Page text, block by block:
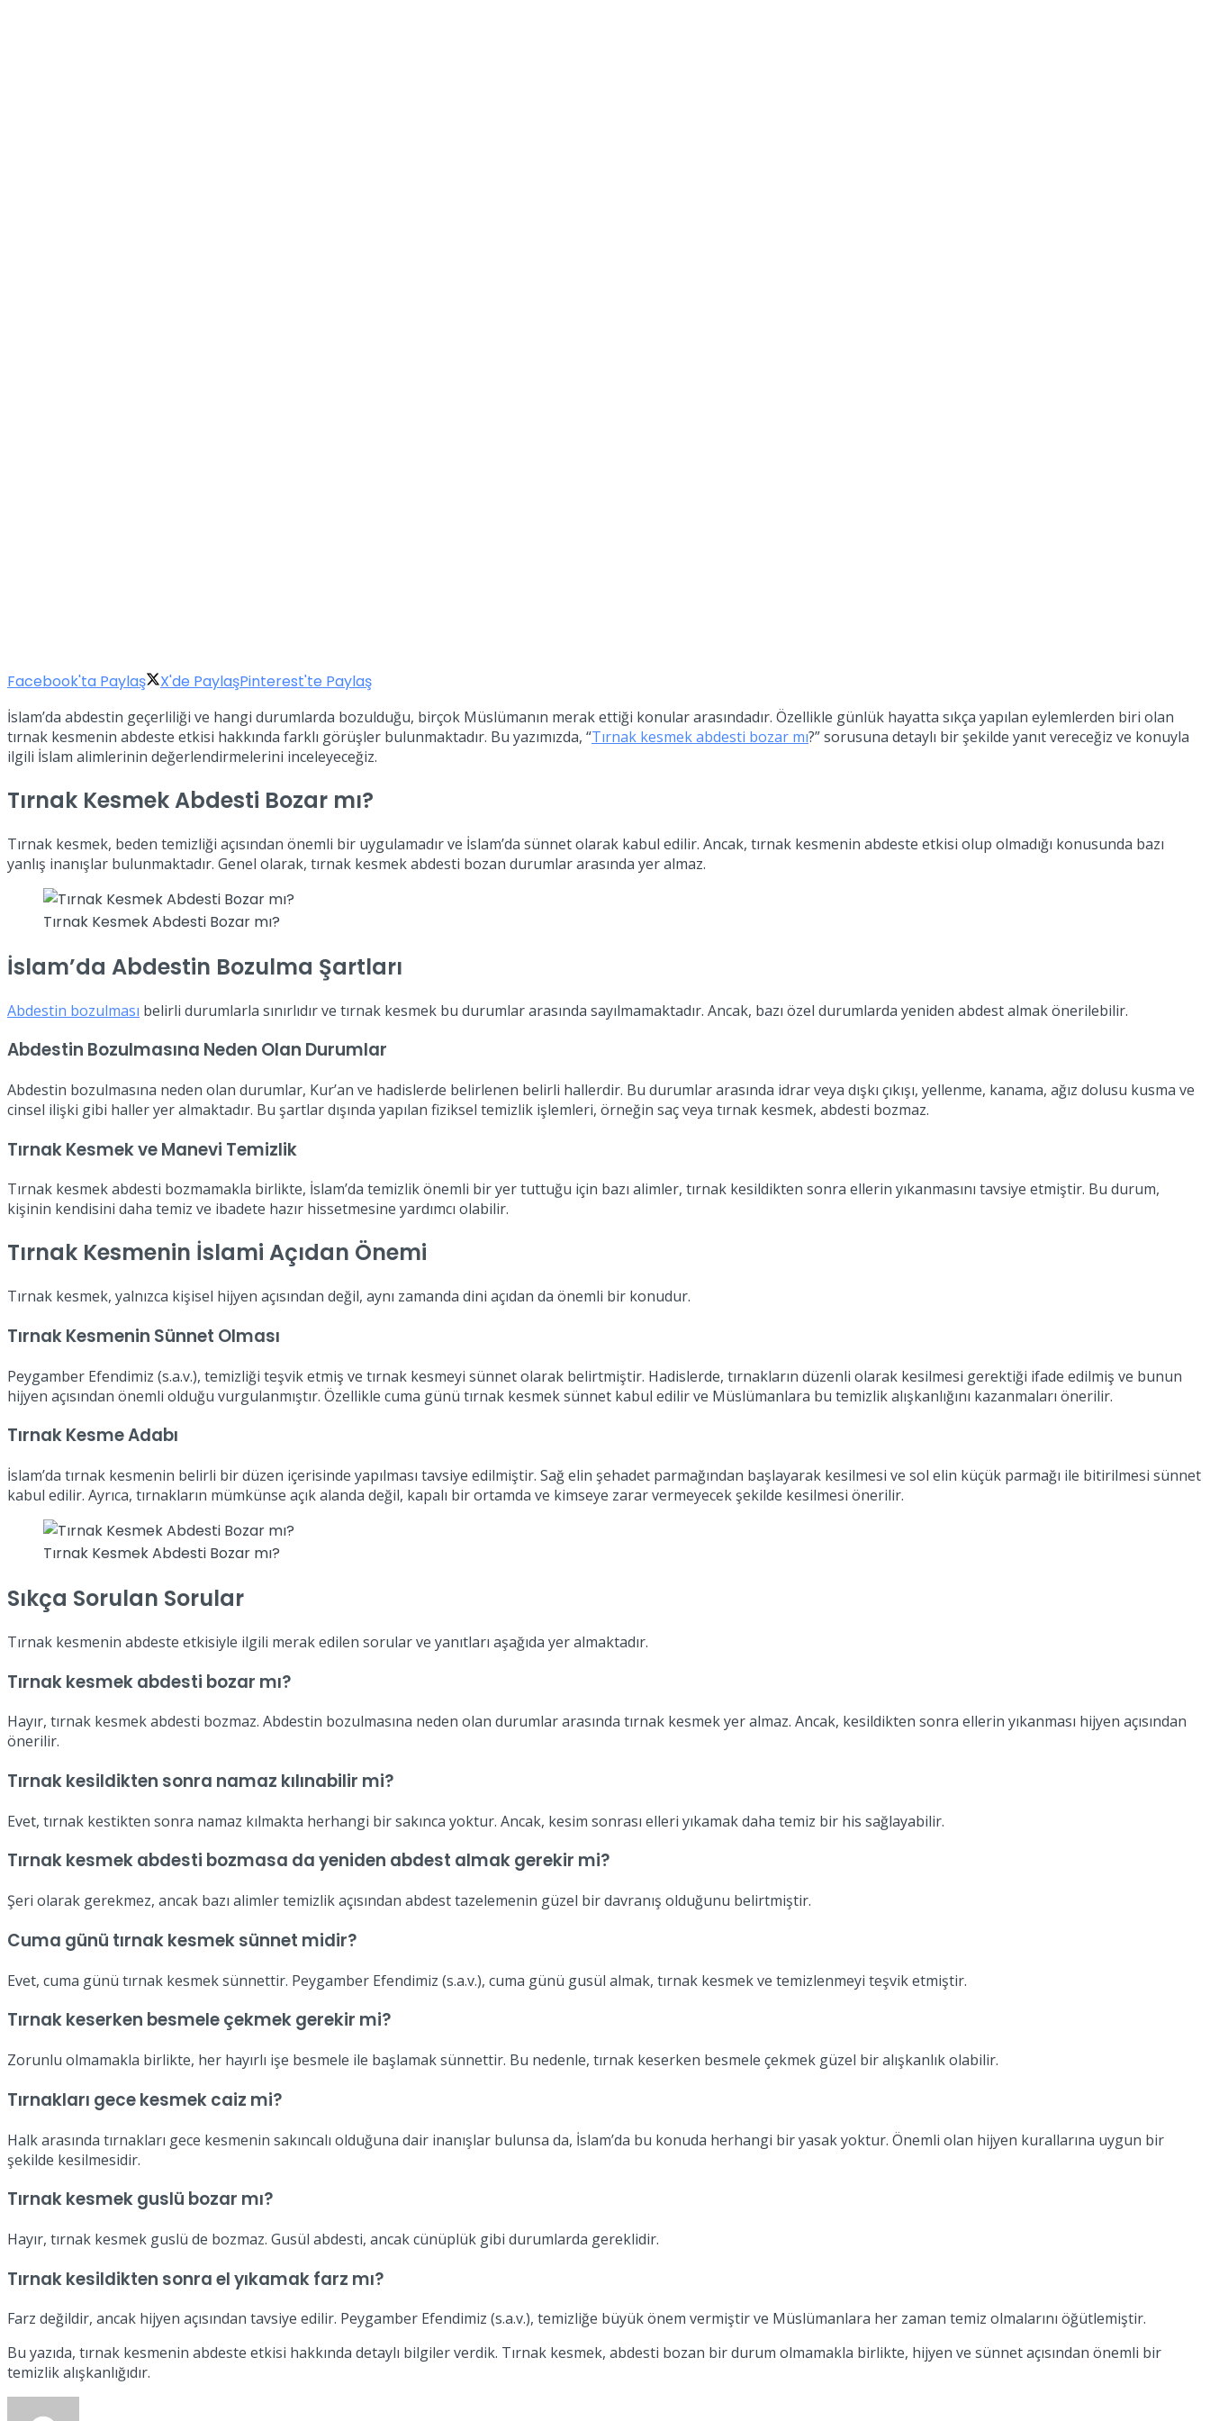
Facebook'ta Paylaş X'de PaylaşPinterest'te Paylaş
İslam’da abdestin geçerliliği ve hangi durumlarda bozulduğu, birçok Müslümanın merak ettiği konular arasındadır. Özellikle günlük hayatta sıkça yapılan eylemlerden biri olan
tırnak kesmenin abdeste etkisi hakkında farklı görüşler bulunmaktadır. Bu yazımızda, “Tırnak kesmek abdesti bozar mı?” sorusuna detaylı bir şekilde yanıt vereceğiz ve konuyla
ilgili İslam alimlerinin değerlendirmelerini inceleyeceğiz.
Tırnak Kesmek Abdesti Bozar mı?
Tırnak kesmek, beden temizliği açısından önemli bir uygulamadır ve İslam’da sünnet olarak kabul edilir. Ancak, tırnak kesmenin abdeste etkisi olup olmadığı konusunda bazı
yanlış inanışlar bulunmaktadır. Genel olarak, tırnak kesmek abdesti bozan durumlar arasında yer almaz.
Tırnak Kesmek Abdesti Bozar mı?
İslam’da Abdestin Bozulma Şartları
Abdestin bozulması belirli durumlarla sınırlıdır ve tırnak kesmek bu durumlar arasında sayılmamaktadır. Ancak, bazı özel durumlarda yeniden abdest almak önerilebilir.
Abdestin Bozulmasına Neden Olan Durumlar
Abdestin bozulmasına neden olan durumlar, Kur’an ve hadislerde belirlenen belirli hallerdir. Bu durumlar arasında idrar veya dışkı çıkışı, yellenme, kanama, ağız dolusu kusma ve
cinsel ilişki gibi haller yer almaktadır. Bu şartlar dışında yapılan fiziksel temizlik işlemleri, örneğin saç veya tırnak kesmek, abdesti bozmaz.
Tırnak Kesmek ve Manevi Temizlik
Tırnak kesmek abdesti bozmamakla birlikte, İslam’da temizlik önemli bir yer tuttuğu için bazı alimler, tırnak kesildikten sonra ellerin yıkanmasını tavsiye etmiştir. Bu durum,
kişinin kendisini daha temiz ve ibadete hazır hissetmesine yardımcı olabilir.
Tırnak Kesmenin İslami Açıdan Önemi
Tırnak kesmek, yalnızca kişisel hijyen açısından değil, aynı zamanda dini açıdan da önemli bir konudur.
Tırnak Kesmenin Sünnet Olması
Peygamber Efendimiz (s.a.v.), temizliği teşvik etmiş ve tırnak kesmeyi sünnet olarak belirtmiştir. Hadislerde, tırnakların düzenli olarak kesilmesi gerektiği ifade edilmiş ve bunun
hijyen açısından önemli olduğu vurgulanmıştır. Özellikle cuma günü tırnak kesmek sünnet kabul edilir ve Müslümanlara bu temizlik alışkanlığını kazanmaları önerilir.
Tırnak Kesme Adabı
İslam’da tırnak kesmenin belirli bir düzen içerisinde yapılması tavsiye edilmiştir. Sağ elin şehadet parmağından başlayarak kesilmesi ve sol elin küçük parmağı ile bitirilmesi sünnet
kabul edilir. Ayrıca, tırnakların mümkünse açık alanda değil, kapalı bir ortamda ve kimseye zarar vermeyecek şekilde kesilmesi önerilir.
Tırnak Kesmek Abdesti Bozar mı?
Sıkça Sorulan Sorular
Tırnak kesmenin abdeste etkisiyle ilgili merak edilen sorular ve yanıtları aşağıda yer almaktadır.
Tırnak kesmek abdesti bozar mı?
Hayır, tırnak kesmek abdesti bozmaz. Abdestin bozulmasına neden olan durumlar arasında tırnak kesmek yer almaz. Ancak, kesildikten sonra ellerin yıkanması hijyen açısından
önerilir.
Tırnak kesildikten sonra namaz kılınabilir mi?
Evet, tırnak kestikten sonra namaz kılmakta herhangi bir sakınca yoktur. Ancak, kesim sonrası elleri yıkamak daha temiz bir his sağlayabilir.
Tırnak kesmek abdesti bozmasa da yeniden abdest almak gerekir mi?
Şeri olarak gerekmez, ancak bazı alimler temizlik açısından abdest tazelemenin güzel bir davranış olduğunu belirtmiştir.
Cuma günü tırnak kesmek sünnet midir?
Evet, cuma günü tırnak kesmek sünnettir. Peygamber Efendimiz (s.a.v.), cuma günü gusül almak, tırnak kesmek ve temizlenmeyi teşvik etmiştir.
Tırnak keserken besmele çekmek gerekir mi?
Zorunlu olmamakla birlikte, her hayırlı işe besmele ile başlamak sünnettir. Bu nedenle, tırnak keserken besmele çekmek güzel bir alışkanlık olabilir.
Tırnakları gece kesmek caiz mi?
Halk arasında tırnakları gece kesmenin sakıncalı olduğuna dair inanışlar bulunsa da, İslam’da bu konuda herhangi bir yasak yoktur. Önemli olan hijyen kurallarına uygun bir
şekilde kesilmesidir.
Tırnak kesmek guslü bozar mı?
Hayır, tırnak kesmek guslü de bozmaz. Gusül abdesti, ancak cünüplük gibi durumlarda gereklidir.
Tırnak kesildikten sonra el yıkamak farz mı?
Farz değildir, ancak hijyen açısından tavsiye edilir. Peygamber Efendimiz (s.a.v.), temizliğe büyük önem vermiştir ve Müslümanlara her zaman temiz olmalarını öğütlemiştir.
Bu yazıda, tırnak kesmenin abdeste etkisi hakkında detaylı bilgiler verdik. Tırnak kesmek, abdesti bozan bir durum olmamakla birlikte, hijyen ve sünnet açısından önemli bir
temizlik alışkanlığıdır.